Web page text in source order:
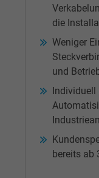
die
Weniger
und
Individuell
bereits ab